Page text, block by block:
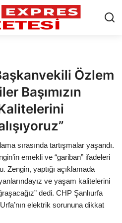
Özlem
Başımızın
Kalitelerini
sırasında tartışmalar yaşandı.
emekli ve “gariban” ifadeleri
Zengin, yaptığı açıklamada
ve yaşam kalitelerini
dedi. CHP Şanlıurfa
elektrik sorununa dikkat